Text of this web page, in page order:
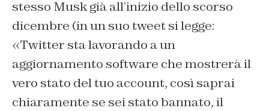
stesso Musk già all’inizio dello scorso
dicembre (in un suo tweet si legge:
«Twitter sta lavorando a un
aggiornamento software che mostrerà il
vero stato del tuo account, così saprai
chiaramente se sei stato bannato, il